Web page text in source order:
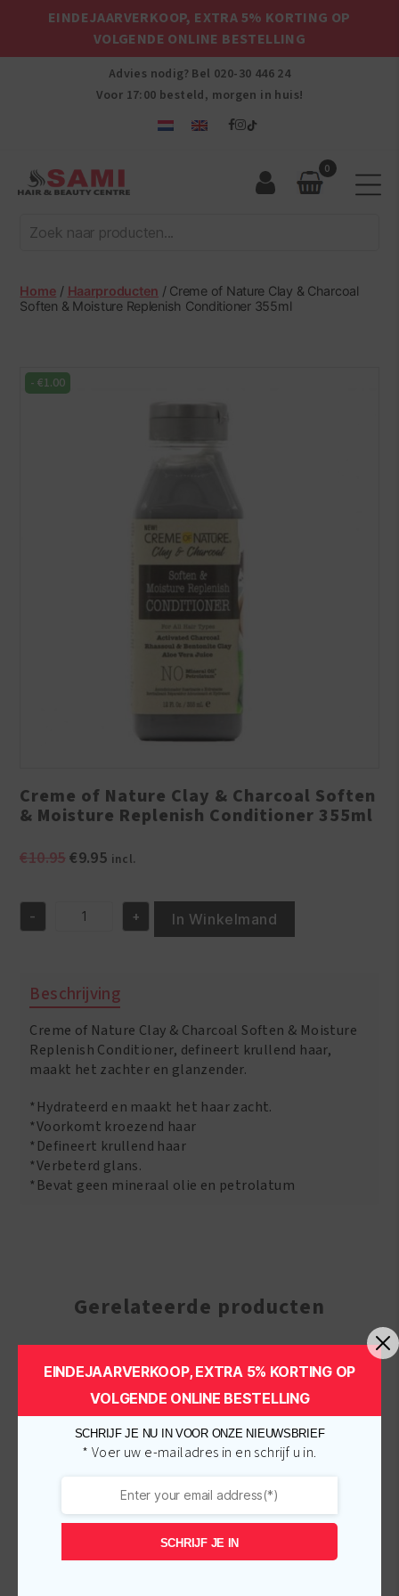
EINDEJAARVERKOOP, EXTRA 5% KORTING OP
VOLGENDE ONLINE BESTELLING
Advies nodig? Bel 020-30 446 24
Voor 17:00 besteld, morgen in huis!
Afro
Hair
Beauty
Centre
0
Home / Haarproducten / Creme of Nature Clay & Charcoal
Soften & Moisture Replenish Conditioner 355ml
-€1.00
Creme of Nature Clay & Charcoal Soften
& Moisture Replenish Conditioner 355ml
€10.95Oorspronkelijke
€10.95.
€9.95Huidige
€9.95.
incl.
Charcoal
Soften
Moisture
Conditioner
355ml
aantal
- + In Winkelmand
Beschrijving
Creme of Nature Clay & Charcoal Soften & Moisture
Replenish Conditioner, defineert krullend haar,
maakt het zachter en glanzender.
*Hydrateerd en maakt het haar zacht.
*Voorkomt kroezend haar
*Defineert krullend haar
*Verbeterd glans.
*Bevat geen mineraal olie en petrolatum
Gerelateerde producten
1.00
Africas Best Instant Oil
-€1.45
EINDEJAARVERKOOP, EXTRA 5% KORTING OP
VOLGENDE ONLINE BESTELLING
SCHRIJF JE NU IN VOOR ONZE NIEUWSBRIEF
* Voer uw e-mailadres in en schrijf u in.
SCHRIJF JE IN